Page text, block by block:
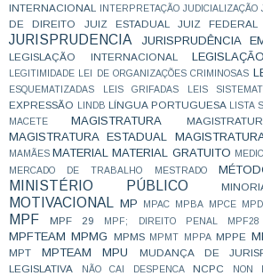
INTERNACIONAL INTERPRETAÇÃO JUDICIALIZAÇÃO
DE DIREITO
JUIZ ESTADUAL JUIZ FEDERAL
JURISPRUDENCIA JURISPRUDÊNCIA
LEGISLAÇÃO INTERNACIONAL
LEGITIMIDADE LEI DE ORGANIZAÇÕES CRIMINOSAS
ESQUEMATIZADAS
LEIS GRIFADAS LEIS
EXPRESSÃO
LINDB LÍNGUA PORTUGUESA LISTA
MACETE MAGISTRATURA
MAGISTRATURA ESTADUAL
MAMÃES MATERIAL MATERIAL GRATUITO
MERCADO DE TRABALHO MESTRADO
MINISTÉRIO PÚBLICO
MOTIVACIONAL
MP MPAC MPBA MPCE
MPF MPF 29 MPF; DIREITO PENAL MPF28
MPFTEAM MPMG MPMS MPMT MPPA MPPE
MPT
MPTEAM MPU MUDANÇA DE
LEGISLATIVA
NÃO CAI DESPENCA NCPC NON